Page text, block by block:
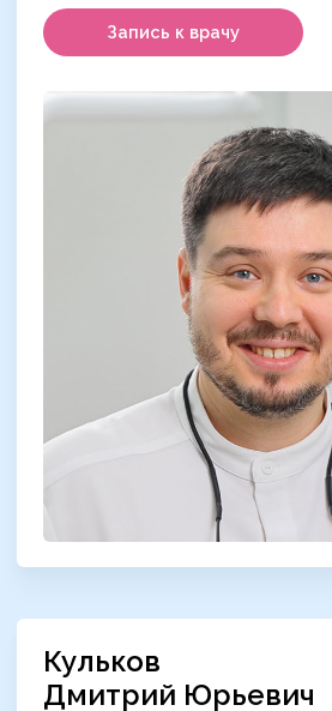
Запись к врачу
Кульков
Дмитрий Юрьевич